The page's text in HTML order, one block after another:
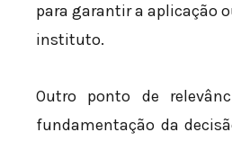
para garantir a aplicação
instituto.
Outro ponto de
fundamentação da